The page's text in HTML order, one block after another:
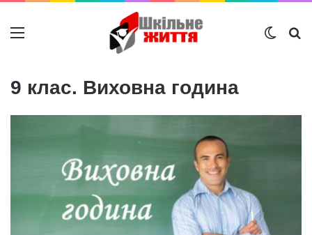
Меню
9 клас. Виховна година